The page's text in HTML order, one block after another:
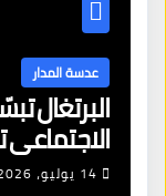
عدسة المدار
البرتغال
جديدة
14 يوليو، 2026